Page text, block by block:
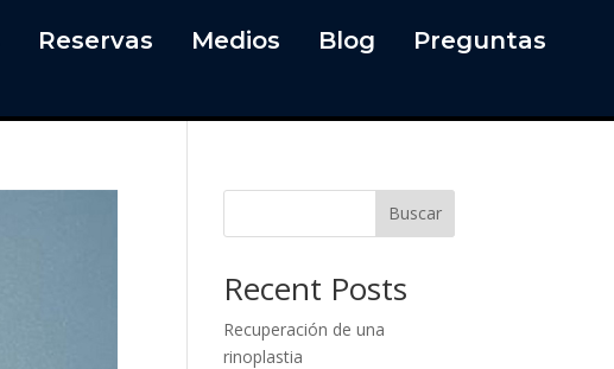
Reservas Medios Blog
Preguntas
Buscar
Recent Posts
Recuperación de una
rinoplastia